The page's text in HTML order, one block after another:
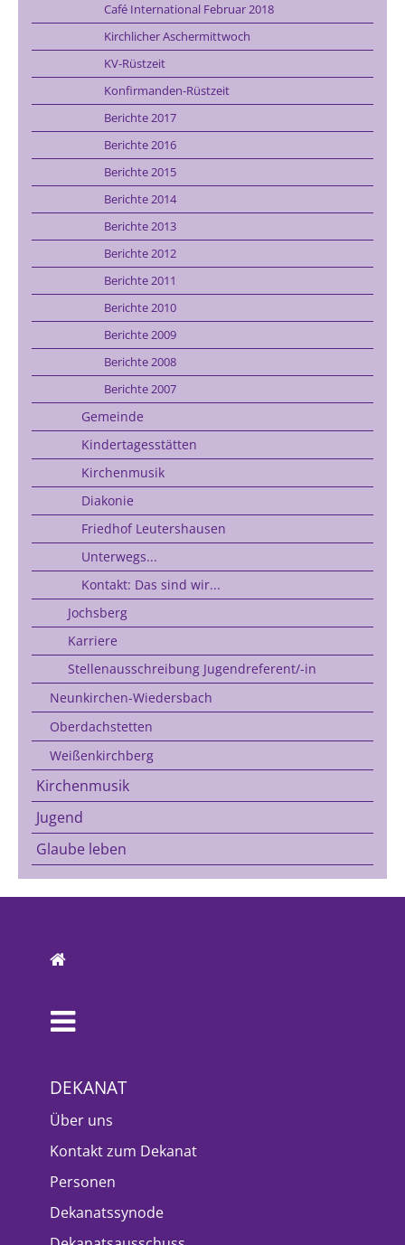
Café International Februar 2018
Kirchlicher Aschermittwoch
KV-Rüstzeit
Konfirmanden-Rüstzeit
Berichte 2017
Berichte 2016
Berichte 2015
Berichte 2014
Berichte 2013
Berichte 2012
Berichte 2011
Berichte 2010
Berichte 2009
Berichte 2008
Berichte 2007
Gemeinde
Kindertagesstätten
Kirchenmusik
Diakonie
Friedhof Leutershausen
Unterwegs...
Kontakt: Das sind wir...
Jochsberg
Karriere
Stellenausschreibung Jugendreferent/-in
Neunkirchen-Wiedersbach
Oberdachstetten
Weißenkirchberg
Kirchenmusik
Jugend
Glaube leben
DEKANAT
Über uns
Kontakt zum Dekanat
Personen
Dekanatssynode